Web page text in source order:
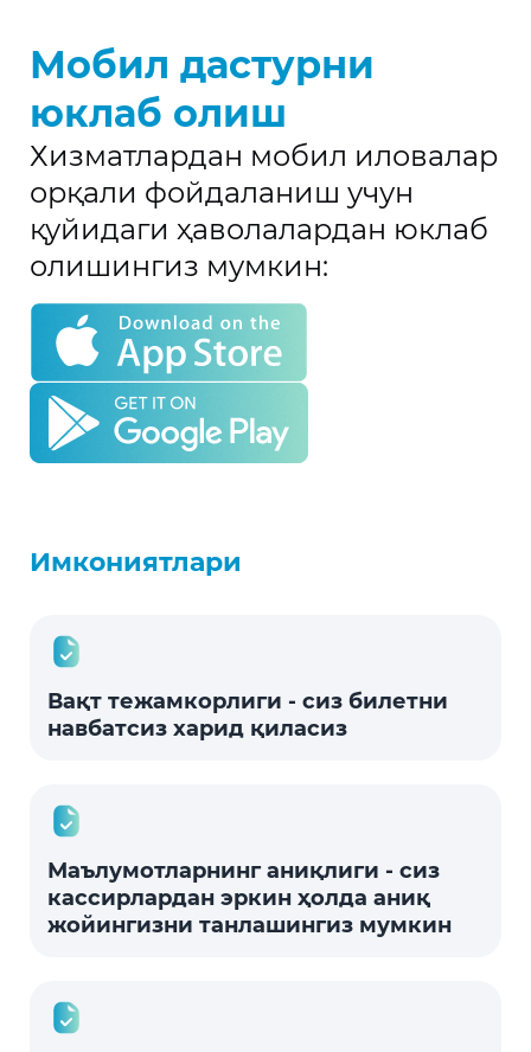
Мобил дастурни
юклаб олиш
Хизматлардан мобил иловалар
орқали фойдаланиш учун
қуйидаги ҳаволалардан юклаб
олишингиз мумкин:
Имкониятлари
Вақт тежамкорлиги - сиз билетни
навбатсиз харид қиласиз
Маълумотларнинг аниқлиги - сиз
кассирлардан эркин ҳолда аниқ
жойингизни танлашингиз мумкин